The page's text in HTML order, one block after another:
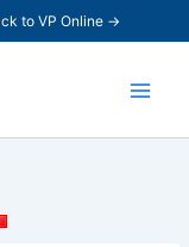
to VP Online →